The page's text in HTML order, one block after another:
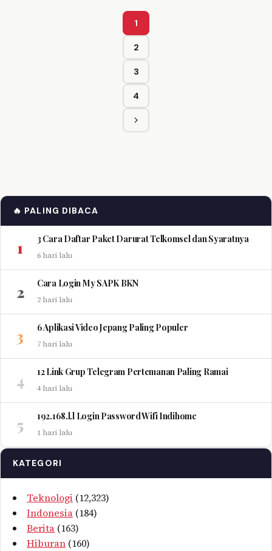
Halaman
1
Halaman
2
Halaman
3
Halaman
4
Berikutnya
🔥 PALING DIBACA
1 3 Cara Daftar Paket Darurat Telkomsel dan Syaratnya
6 hari lalu
2 Cara Login My SAPK BKN
2 hari lalu
3 6 Aplikasi Video Jepang Paling Populer
7 hari lalu
4 12 Link Grup Telegram Pertemanan Paling Ramai
4 hari lalu
5 192.168.l.l Login Password Wifi Indihome
1 hari lalu
KATEGORI
Teknologi (12,323)
Indonesia (184)
Berita (163)
Hiburan (160)